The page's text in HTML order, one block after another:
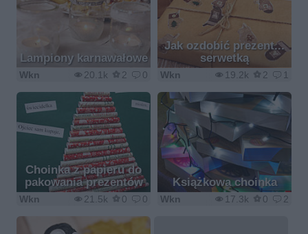
Lampiony karnawałowe
20.1k 2 0
Wkn
Jak ozdobić prezent...
serwetką
19.2k 2 1
Wkn
Choinka z papieru do
pakowania prezentów
21.5k 0 0
Wkn
Książkowa choinka
17.3k 0 2
Wkn